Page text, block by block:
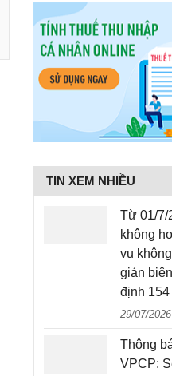
TIN XEM NHIỀU
Từ 01/7/
không
vụ
giản
định 154
29/07/2026
Thông
VPCP: